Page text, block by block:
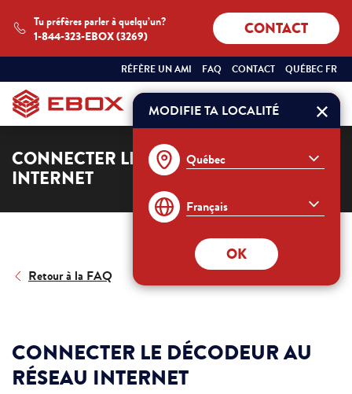
Tu préfères parler à quelqu’un?
1-844-323-EBOX (3269)
CONTACT
RÉFÈRE UN AMI FAQ CONTACT
SÉLECTIONNEZ
VOTRE
PROVINCE
LANGUE
QUÉBEC
FRANÇAIS
QUÉBEC FR
MODIFIE TA LOCALITÉ
OK
Commander
CONNECTER LE DÉCODEUR EBOX TV À
INTERNET
Retour à la FAQ
CONNECTER LE DÉCODEUR AU
RÉSEAU INTERNET